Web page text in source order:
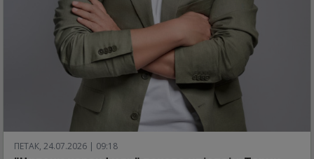
ПЕТАК, 24.07.2026 | 09:18